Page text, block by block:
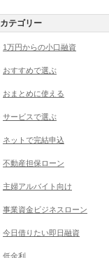
カテゴリー
1万円からの小口融資
おすすめで選ぶ
おまとめに使える
サービスで選ぶ
ネットで完結申込
不動産担保ローン
主婦アルバイト向け
事業資金ビジネスローン
今日借りたい即日融資
低金利